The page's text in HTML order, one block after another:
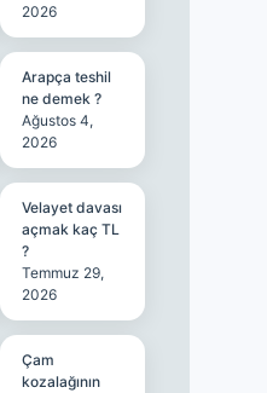
2026
Arapça teshil
ne demek ?
Ağustos 4,
2026
Velayet davası
açmak kaç TL
?
Temmuz 29,
2026
Çam
kozalağının